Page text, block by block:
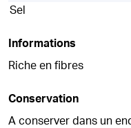
Sel
Informations
Riche en fibres
Conservation
A conserver dans un